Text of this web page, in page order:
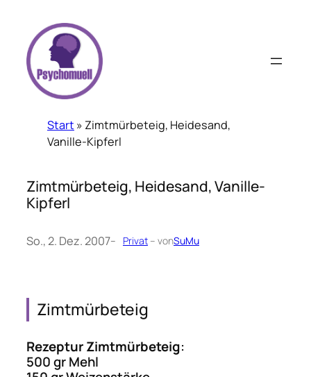
springen
Start » Zimtmürbeteig, Heidesand,
Vanille-Kipferl
Zimtmürbeteig, Heidesand, Vanille-
Kipferl
So., 2. Dez. 2007– Privat – vonSuMu
Zimtmürbeteig
Rezeptur Zimtmürbeteig:
500 gr Mehl